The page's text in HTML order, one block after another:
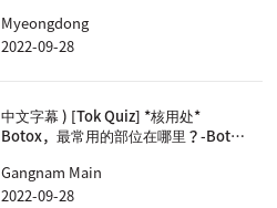
Myeongdong
2022-09-28
中文字幕 ) [Tok Quiz] *核用处*
Botox，最常用的部位在哪里？-Botox
시술하는 부위는 어딘가요?-보톡스와 윤
곽주사의 차이-
Gangnam Main
2022-09-28